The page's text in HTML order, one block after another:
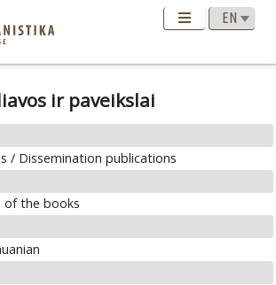
ir paveikslai
/ Dissemination publications
of the books